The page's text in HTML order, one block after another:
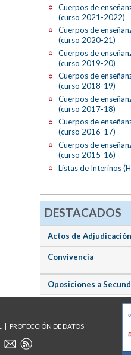
Cuerpos de
(curso 2021-2022)
Cuerpos de
(curso 2020-21)
Cuerpos de
(curso 2019-20)
Cuerpos de
(curso 2018-19)
Cuerpos de
(curso 2017-18)
Cuerpos de
(curso 2016-17)
Cuerpos de
(curso 2015-16)
Listas de Interinos
DESTACADOS
Actos de Adjudicación
Convivencia
Oposiciones a
PROTECCIÓN DE DATOS